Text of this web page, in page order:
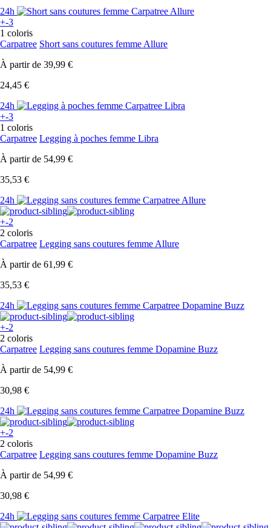
24h
+-3
1 coloris
Carpatree Short sans coutures femme Allure
À partir de 39,99 €
24,45 €
24h
+-3
1 coloris
Carpatree Legging à poches femme Libra
À partir de 54,99 €
35,53 €
24h
+-2
2 coloris
Carpatree Legging sans coutures femme Allure
À partir de 61,99 €
35,53 €
24h
+-2
2 coloris
Carpatree Legging sans coutures femme Dopamine Buzz
À partir de 54,99 €
30,98 €
24h
+-2
2 coloris
Carpatree Legging sans coutures femme Dopamine Buzz
À partir de 54,99 €
30,98 €
24h